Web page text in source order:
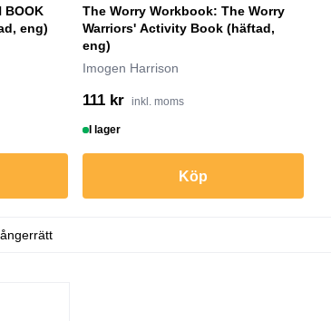
BOOK
eng)
The Worry Workbook: The Worry
Warriors' Activity Book (häftad,
eng)
Imogen Harrison
111 kr inkl. moms
I lager
Köp